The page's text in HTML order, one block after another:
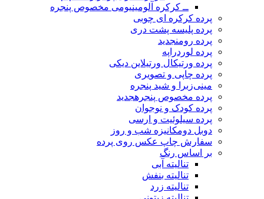
ــ کرکره آلومینیومی مخصوص پنجره
پرده کرکره ای چوبی
پرده پلیسه پشت دری
پرده رومنجدید
پرده لوردراپه
پرده ورتیکال ورتیلاین دیکی
پرده چاپی و تصویری
مینی‌زبرا و شید پنجره
پرده مخصوص پنجره جدید
پرده کودک و نوجوان
پرده سیلوئیت و ارسی
دوبل دومکانیزه شب و روز
سفارش چاپ عکس روی پرده
بر اساس رنگ
تنالیته آبی
تنالیته بنفش
تنالیته زرد